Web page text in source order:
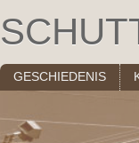
GESCHIEDENIS